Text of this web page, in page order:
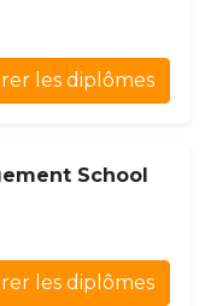
les diplômes
School
les diplômes